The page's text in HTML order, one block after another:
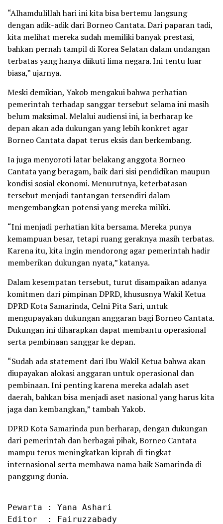
“Alhamdulillah hari ini kita bisa bertemu langsung
dengan adik-adik dari Borneo Cantata. Dari paparan tadi,
kita melihat mereka sudah memiliki banyak prestasi,
bahkan pernah tampil di Korea Selatan dalam undangan
terbatas yang hanya diikuti lima negara. Ini tentu luar
biasa,” ujarnya.
Meski demikian, Yakob mengakui bahwa perhatian
pemerintah terhadap sanggar tersebut selama ini masih
belum maksimal. Melalui audiensi ini, ia berharap ke
depan akan ada dukungan yang lebih konkret agar
Borneo Cantata dapat terus eksis dan berkembang.
Ia juga menyoroti latar belakang anggota Borneo
Cantata yang beragam, baik dari sisi pendidikan maupun
kondisi sosial ekonomi. Menurutnya, keterbatasan
tersebut menjadi tantangan tersendiri dalam
mengembangkan potensi yang mereka miliki.
“Ini menjadi perhatian kita bersama. Mereka punya
kemampuan besar, tetapi ruang geraknya masih terbatas.
Karena itu, kita ingin mendorong agar pemerintah hadir
memberikan dukungan nyata,” katanya.
Dalam kesempatan tersebut, turut disampaikan adanya
komitmen dari pimpinan DPRD, khususnya Wakil Ketua
DPRD Kota Samarinda, Celni Pita Sari, untuk
mengupayakan dukungan anggaran bagi Borneo Cantata.
Dukungan ini diharapkan dapat membantu operasional
serta pembinaan sanggar ke depan.
“Sudah ada statement dari Ibu Wakil Ketua bahwa akan
diupayakan alokasi anggaran untuk operasional dan
pembinaan. Ini penting karena mereka adalah aset
daerah, bahkan bisa menjadi aset nasional yang harus kita
jaga dan kembangkan,” tambah Yakob.
DPRD Kota Samarinda pun berharap, dengan dukungan
dari pemerintah dan berbagai pihak, Borneo Cantata
mampu terus meningkatkan kiprah di tingkat
internasional serta membawa nama baik Samarinda di
panggung dunia.
Pewarta : Yana Ashari
Editor  : Fairuzzabady